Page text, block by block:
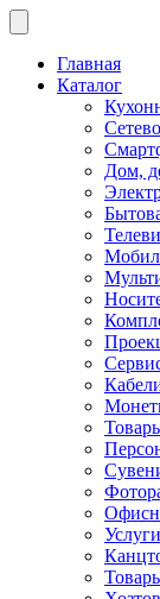
Главная
Каталог
Дом,